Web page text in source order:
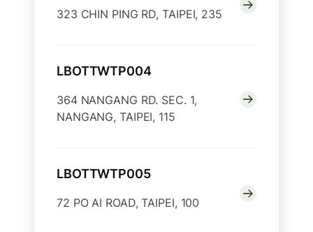
323 CHIN PING RD, TAIPEI, 235
LBOTTWTP004
364 NANGANG RD. SEC. 1,
NANGANG, TAIPEI, 115
LBOTTWTP005
72 PO AI ROAD, TAIPEI, 100